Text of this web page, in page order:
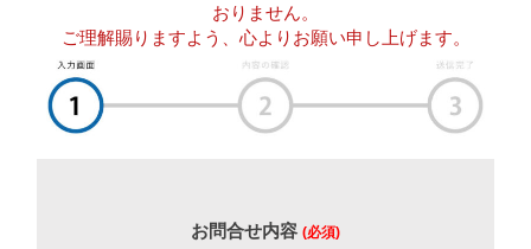
おりません。
ご理解賜りますよう、心よりお願い申し上げます。
お問合せ内容 (必須)